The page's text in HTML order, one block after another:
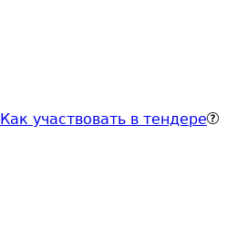
Как участвовать в тендере